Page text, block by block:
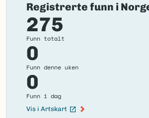
Registrerte funn i
275
Funn totalt
0
Funn denne uken
0
Funn i dag
Vis i Artskart
(Ekstern lenke)